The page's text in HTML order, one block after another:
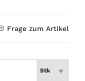
Frage zum Artikel
Stk